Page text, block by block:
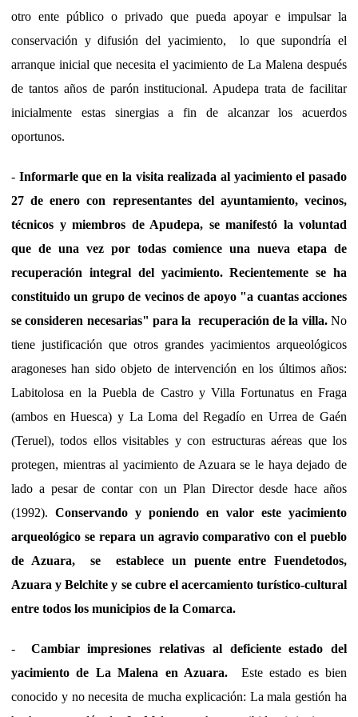
otro ente público o privado que pueda apoyar e impulsar la
conservación y difusión del yacimiento, lo que supondría el
arranque inicial que necesita el yacimiento de La Malena después
de tantos años de parón institucional. Apudepa trata de facilitar
inicialmente estas sinergias a fin de alcanzar los acuerdos
oportunos.
- Informarle queen la visita realizada al yacimiento el pasado
27 de enero con representantes del ayuntamiento, vecinos,
técnicos y miembros de Apudepa, se manifestó la voluntad
que de una vez por todas comience una nueva etapa de
recuperación integral del yacimiento. Recientemente se ha
constituido un grupo de vecinos de apoyo "a cuantas acciones
se consideren necesarias" para la recuperación de la villa.No
tiene justificación que otros grandes yacimientos arqueológicos
aragoneses han sido objeto de intervención en los últimos años:
Labitolosa en la Puebla de Castro y Villa Fortunatus en Fraga
(ambos en Huesca) y La Loma del Regadío en Urrea de Gaén
(Teruel), todos ellos visitables y con estructuras aéreas que los
protegen, mientras al yacimiento de Azuara se le haya dejado de
lado a pesar de contar con un Plan Director desde hace años
(1992). Conservando y poniendo en valor este yacimiento
arqueológico se repara un agravio comparativo con el pueblo
de Azuara, se establece un puente entre Fuendetodos,
Azuara y Belchite y se cubre el acercamiento turístico-cultural
entre todos los municipios de la Comarca.
-
Cambiar impresiones relativas al deficiente estado del
yacimiento de La Malena en Azuara. Este estado es bien
conocido y no necesita de mucha explicación: La mala gestión ha